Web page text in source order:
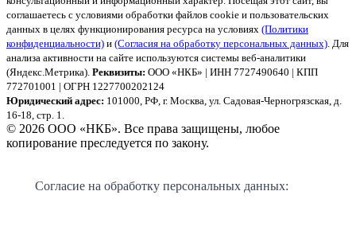
соглашаетесь с условиями обработки файлов cookie и пользовательских
данных в целях функционирования ресурса на условиях (Политики
конфиденциальности) и (Согласия на обработку персональных данных). Для
анализа активности на сайте используются системы веб-аналитики
(Яндекс.Метрика). Реквизиты: ООО «НКБ» | ИНН 7727490640 | КПП
772701001 | ОГРН 1227700202124
Юридический адрес: 101000, РФ, г. Москва, ул. Садовая-Черногрязская, д.
16-18, стр. 1.
© 2026 ООО «НКБ». Все права защищены, любое
копирование преследуется по закону.
Согласие на обработку персональных данных: